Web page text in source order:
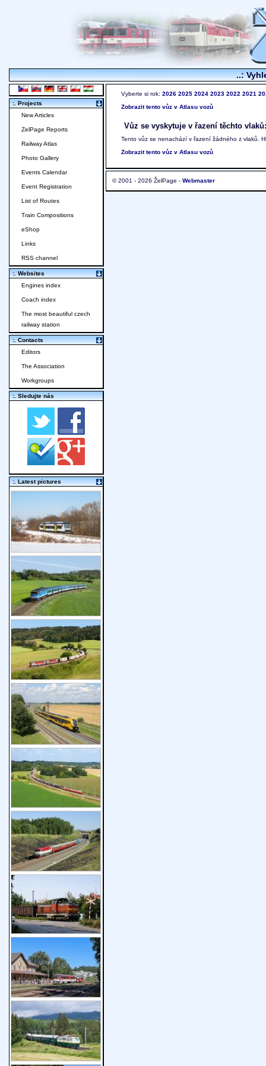
..:
Vyberte si rok: 2026 2025 2024 2023 2022 2021
Zobrazit tento vůz v Atlasu vozů
Vůz se vyskytuje v řazení těchto vlaků:
Tento vůz se nenachází v řazení žádného z vlaků.
Zobrazit tento vůz v Atlasu vozů
© 2001 - 2026 ŽelPage - Webmaster
:. Projects
New Articles
ZelPage Reports
Railway Atlas
Photo Gallery
Events Calendar
Event Registration
List of Routes
Train Compositions
eShop
Links
RSS channel
:. Websites
Engines index
Coach index
The most beautiful czech
railway station
:. Contacts
Editors
The Association
Workgroups
:. Sledujte nás
:. Latest pictures